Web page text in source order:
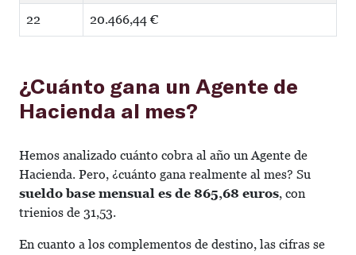
22 20.466,44 €
¿Cuánto gana un Agente de
Hacienda al mes?
Hemos analizado cuánto cobra al año un Agente de
Hacienda. Pero, ¿cuánto gana realmente al mes? Su
sueldo base mensual es de 865,68 euros, con
trienios de 31,53.
En cuanto a los complementos de destino, las cifras se